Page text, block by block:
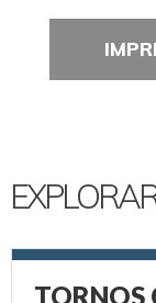
TORNOS